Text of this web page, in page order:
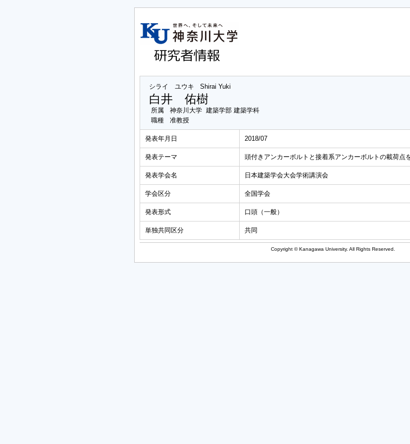
シライ ユウキ Shirai Yuki
白井 佑樹
所属
神奈川大学 建築学部 建築学科
職種
准教授
発表年月日 2018/07
発表テーマ 頭付きアンカーボルトと接着系アンカーボルトの載荷点
発表学会名 日本建築学会大会学術講演会
学会区分 全国学会
発表形式 口頭（一般）
単独共同区分 共同
Copyright © Kanagawa University. All Rights Reserved.